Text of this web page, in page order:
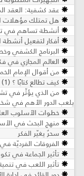
عقد كشفية: العقد
هل تمتلك مؤهلات
أنشطة تساهم في
أفكار لتفعيل
البرنامج الكشفي
العالم المجازي في
من أقوال الإمام
كيف تطالع كتابًا ؟ (1)
من الذي يؤثّر في
يلعب الدور الأهم في
خطوات الأسلوب
منهج البحث في
سحرٌ يغيّر الفكر
الفروقات الفرديّة
تأثير الجماعة في
تأثير اللعب في